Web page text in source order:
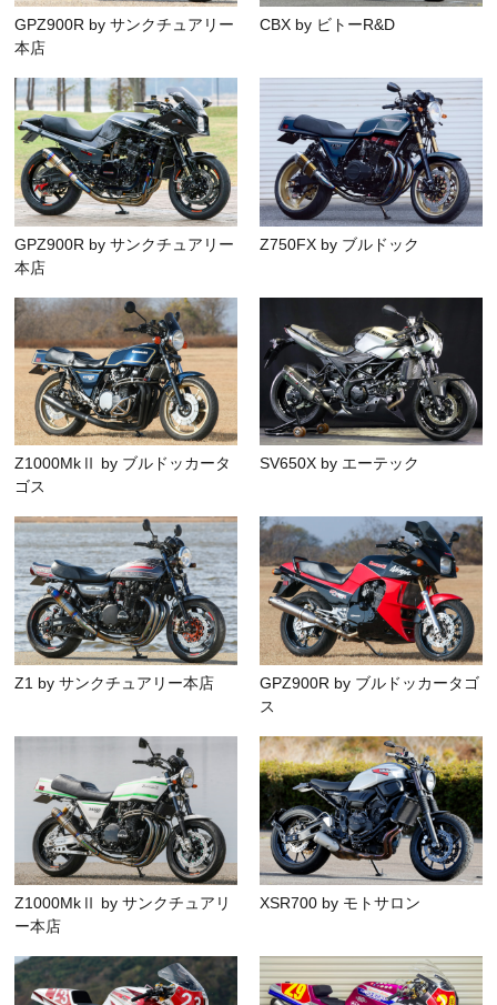
GPZ900R by サンクチュアリー
本店
CBX by ビトーR&D
GPZ900R by サンクチュアリー
本店
Z750FX by ブルドック
Z1000MkⅡ by ブルドッカータ
ゴス
SV650X by エーテック
Z1 by サンクチュアリー本店
GPZ900R by ブルドッカータゴ
ス
Z1000MkⅡ by サンクチュアリ
ー本店
XSR700 by モトサロン